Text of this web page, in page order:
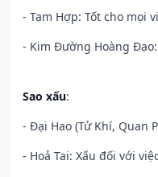
- Tam Hợp: Tốt cho mọi
- Kim Đường Hoàng
Sao xấu:
- Đại Hao (Tử Khí, Quan
- Hoả Tai: Xấu đối với